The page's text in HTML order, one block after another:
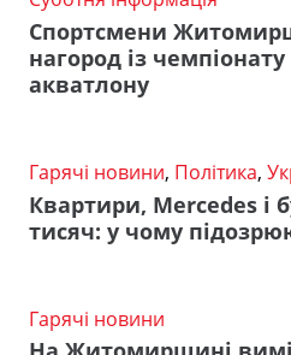
Спортсмени
нагород із
акватлону
Гарячі новини, Політика,
Квартири, Mercedes і
тисяч: у чому
Гарячі новини